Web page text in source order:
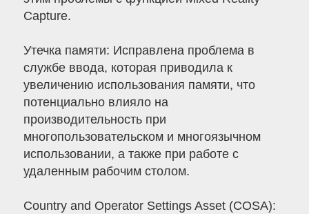
Capture.
Утечка памяти: Исправлена проблема в
службе ввода, которая приводила к
увеличению использования памяти, что
потенциально влияло на
производительность при
многопользовательском и многоязычном
использовании, а также при работе с
удаленным рабочим столом.
Country and Operator Settings Asset (COSA):